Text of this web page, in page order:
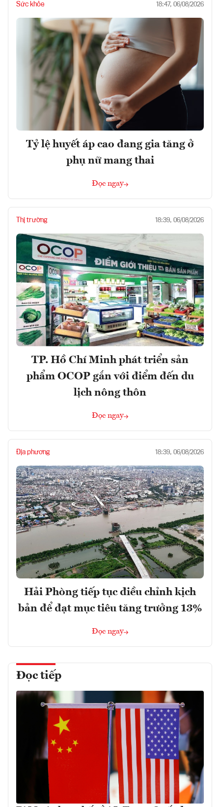
Sức khỏe 18:47, 06/08/2026
Tỷ lệ huyết áp cao đang gia tăng ở
phụ nữ mang thai
Đọc ngay
Thị trường 18:39, 06/08/2026
TP. Hồ Chí Minh phát triển sản
phẩm OCOP gắn với điểm đến du
lịch nông thôn
Đọc ngay
Địa phương 18:39, 06/08/2026
Hải Phòng tiếp tục điều chỉnh kịch
bản để đạt mục tiêu tăng trưởng 13%
Đọc ngay
Đọc tiếp